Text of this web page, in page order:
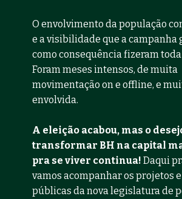
O envolvimento da população
e a visibilidade que a campanha
como consequência fizeram
Foram meses intensos, de muita
movimentação on e offline, e
envolvida.
A eleição acabou, mas o
transformar BH na capital
pra se viver continua! Daqui
vamos acompanhar os projetos
públicas da nova legislatura de